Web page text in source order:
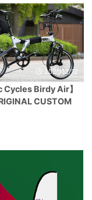
2021/12/12
Cycles Birdy Air】
CUSTOM